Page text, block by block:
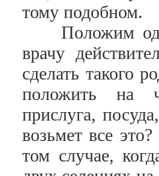
тому подобном.
Положим
врачу
сделать такого
положить на
прислуга,
возьмет все
том случае,